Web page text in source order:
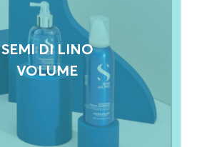
SEMI DI LINO
VOLUME